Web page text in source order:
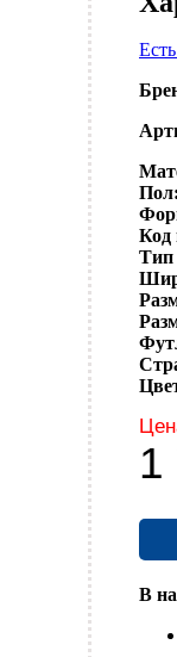
Пол:
Код
Тип
1
В